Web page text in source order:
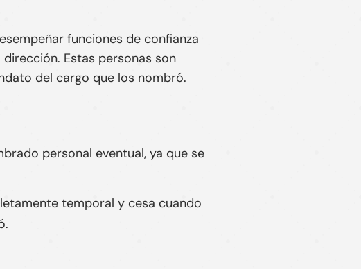
funciones de confianza
Estas personas son
del cargo que los nombró.
personal eventual, ya que se
temporal y cesa cuando